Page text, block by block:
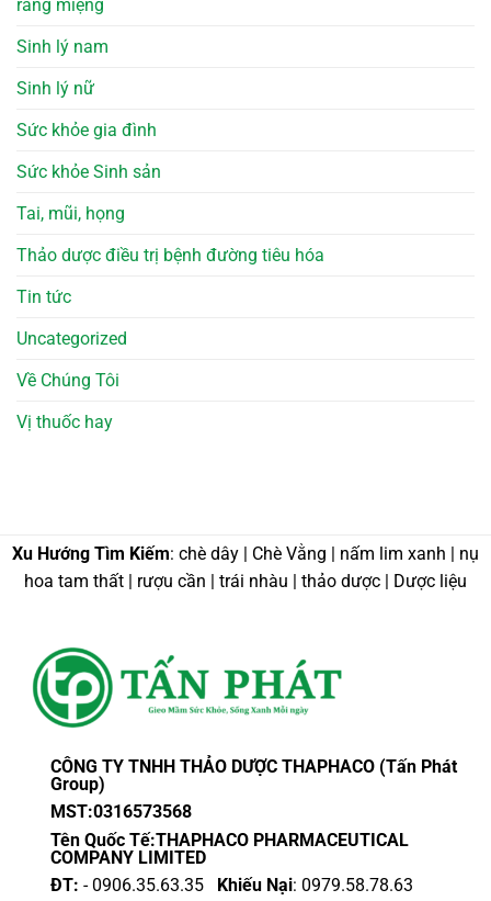
răng miệng
Sinh lý nam
Sinh lý nữ
Sức khỏe gia đình
Sức khỏe Sinh sản
Tai, mũi, họng
Thảo dược điều trị bệnh đường tiêu hóa
Tin tức
Uncategorized
Về Chúng Tôi
Vị thuốc hay
Xu Hướng Tìm Kiếm: chè dây | Chè Vằng | nấm lim xanh | nụ
hoa tam thất | rượu cần | trái nhàu | thảo dược | Dược liệu
CÔNG TY TNHH THẢO DƯỢC THAPHACO (Tấn Phát
Group)
MST:0316573568
Tên Quốc Tế:THAPHACO PHARMACEUTICAL
COMPANY LIMITED
ĐT: - 0906.35.63.35 Khiếu Nại: 0979.58.78.63